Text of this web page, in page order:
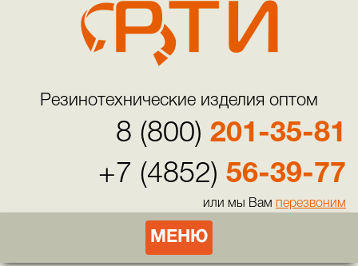
Резинотехнические изделия оптом
8 (800) 201-35-81
+7 (4852) 56-39-77
или мы Вам перезвоним
МЕНЮ